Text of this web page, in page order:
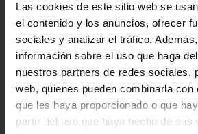
Las cookies de este sitio web se
el contenido y los anuncios, ofrecer
sociales y analizar el tráfico.
información sobre el uso que haga
nuestros partners de redes sociales,
web, quienes pueden combinarla con
que les haya proporcionado o que
partir del uso que haya hecho de sus
Información General
Contacto
Preguntas Frequentes
Aviso Legal
Condiciones